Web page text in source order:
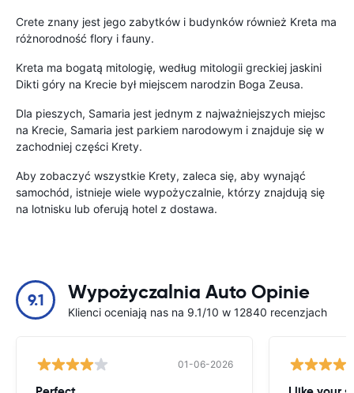
Crete znany jest jego zabytków i budynków również Kreta ma
różnorodność flory i fauny.
Kreta ma bogatą mitologię, według mitologii greckiej jaskini
Dikti góry na Krecie był miejscem narodzin Boga Zeusa.
Dla pieszych, Samaria jest jednym z najważniejszych miejsc
na Krecie, Samaria jest parkiem narodowym i znajduje się w
zachodniej części Krety.
Aby zobaczyć wszystkie Krety, zaleca się, aby wynająć
samochód, istnieje wiele wypożyczalnie, którzy znajdują się
na lotnisku lub oferują hotel z dostawa.
9.1 Wypożyczalnia Auto Opinie
Klienci oceniają nas na 9.1/10 w 12840 recenzjach
01-06-2026